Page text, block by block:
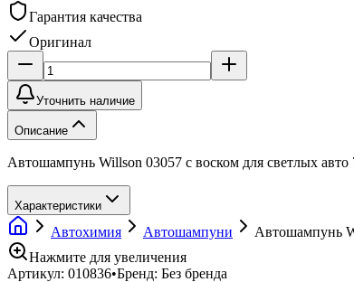
Гарантия качества
Оригинал
Уточнить наличие
Описание
Автошампунь Willson 03057 с воском для светлых авто
Характеристики
Автохимия Автошампуни
Автошампунь
Нажмите для увеличения
Артикул: 010836•Бренд: Без бренда